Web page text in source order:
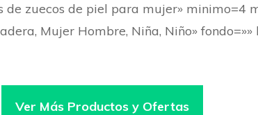
de zuecos de piel para mujer»
Mujer Hombre, Niña, Niño» fondo=»»
Ver Más Productos y Ofertas